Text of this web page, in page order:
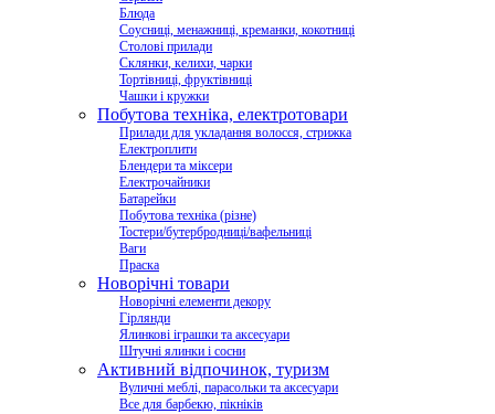
Блюда
Соусниці, менажниці, креманки, кокотниці
Столові прилади
Склянки, келихи, чарки
Тортівниці, фруктівниці
Чашки і кружки
Побутова техніка, електротовари
Прилади для укладання волосся, стрижка
Електроплити
Блендери та міксери
Електрочайники
Батарейки
Побутова техніка (різне)
Тостери/бутербродниці/вафельниці
Ваги
Праска
Новорічні товари
Новорічні елементи декору
Гірлянди
Ялинкові іграшки та аксесуари
Штучні ялинки і сосни
Активний відпочинок, туризм
Вуличні меблі, парасольки та аксесуари
Все для барбекю, пікніків